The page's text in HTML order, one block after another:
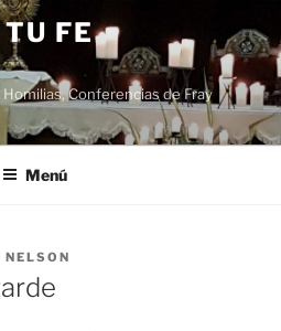
FE
Conferencias de Fray
Menú
NELSON